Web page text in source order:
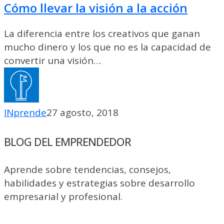
la
a
la
acción
Cómo llevar la visión a la acción
La diferencia entre los creativos que ganan
mucho dinero y los que no es la capacidad de
convertir una visión…
INprende27 agosto, 2018
BLOG DEL EMPRENDEDOR
Aprende sobre tendencias, consejos,
habilidades y estrategias sobre desarrollo
empresarial y profesional.